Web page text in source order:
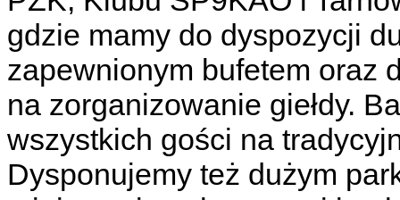
gdzie mamy do dyspozycji
zapewnionym bufetem oraz
na zorganizowanie giełdy.
wszystkich gości na
Dysponujemy też dużym